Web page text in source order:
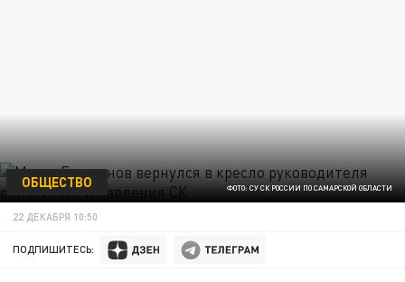
ФОТО: СУ СК РОССИИ ПО САМАРСКОЙ ОБЛАСТИ
ОБЩЕСТВО
22 ДЕКАБРЯ 10:50
ПОДПИШИТЕСЬ: